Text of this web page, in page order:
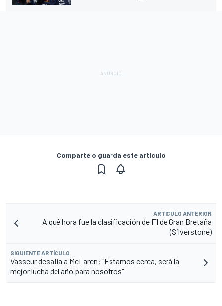
Comparte o guarda este artículo
ARTÍCULO ANTERIOR
A qué hora fue la clasificación de F1 de Gran Bretaña
(Silverstone)
SIGUIENTE ARTÍCULO
Vasseur desafía a McLaren: "Estamos cerca, será la
mejor lucha del año para nosotros"